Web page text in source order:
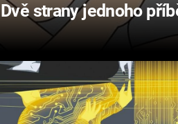
Dvě strany jednoho